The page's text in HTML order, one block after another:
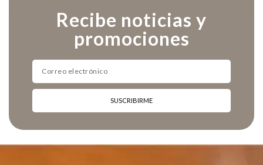
Recibe noticias y
promociones
SUSCRIBIRME